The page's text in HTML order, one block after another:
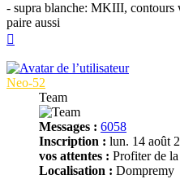
- supra blanche: MKIII, contours
paire aussi
Neo-52
Team
Messages : 6058
Inscription : lun. 14 août
vos attentes : Profiter de
Localisation : Dompremy